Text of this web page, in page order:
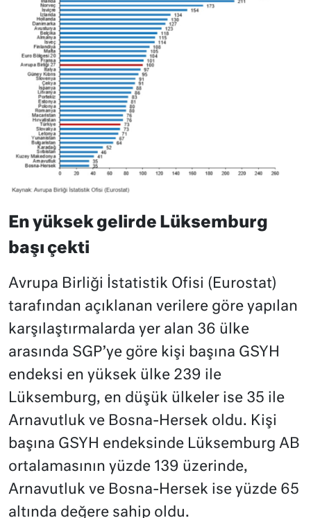
En yüksek gelirde Lüksemburg
başı çekti
Avrupa Birliği İstatistik Ofisi (Eurostat)
tarafından açıklanan verilere göre yapılan
karşılaştırmalarda yer alan 36 ülke
arasında SGP’ye göre kişi başına GSYH
endeksi en yüksek ülke 239 ile
Lüksemburg, en düşük ülkeler ise 35 ile
Arnavutluk ve Bosna-Hersek oldu. Kişi
başına GSYH endeksinde Lüksemburg AB
ortalamasının yüzde 139 üzerinde,
Arnavutluk ve Bosna-Hersek ise yüzde 65
altında değere sahip oldu.